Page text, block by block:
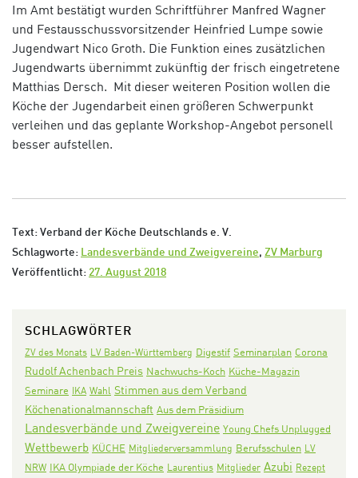
Im Amt bestätigt wurden Schriftführer Manfred Wagner
und Festausschussvorsitzender Heinfried Lumpe sowie
Jugendwart Nico Groth. Die Funktion eines zusätzlichen
Jugendwarts übernimmt zukünftig der frisch eingetretene
Matthias Dersch. Mit dieser weiteren Position wollen die
Köche der Jugendarbeit einen größeren Schwerpunkt
verleihen und das geplante Workshop-Angebot personell
besser aufstellen.
Text: Verband der Köche Deutschlands e. V.
Schlagworte: Landesverbände und Zweigvereine, ZV Marburg
Veröffentlicht: 27. August 2018
SCHLAGWÖRTER
ZV des Monats LV Baden-Württemberg Digestif Seminarplan Corona
Rudolf Achenbach Preis Nachwuchs-Koch Küche-Magazin
Seminare IKA Wahl Stimmen aus dem Verband
Köchenationalmannschaft Aus dem Präsidium
Landesverbände und Zweigvereine Young Chefs Unplugged
Wettbewerb KÜCHE Mitgliederversammlung Berufsschulen LV
NRW IKA Olympiade der Köche Laurentius Mitglieder Azubi Rezept